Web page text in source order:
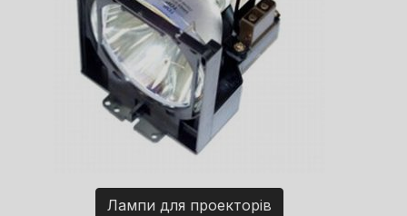
Лампи для проекторів